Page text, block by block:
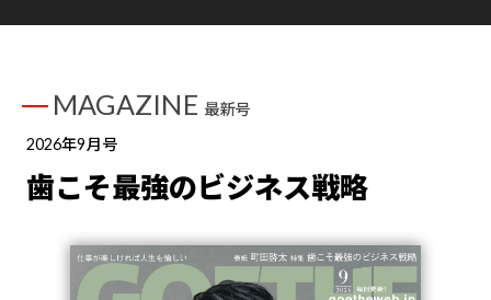
MAGAZINE 最新号
2026年9月号
歯こそ最強のビジネス戦略